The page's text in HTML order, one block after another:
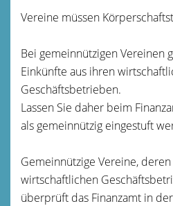
Vereine müssen
Bei gemeinnützigen Vereinen
Einkünfte aus ihren
Geschäftsbetrieben.
Lassen Sie daher beim
als gemeinnützig eingestuft
Gemeinnützige Vereine, deren
wirtschaftlichen
überprüft das Finanzamt in